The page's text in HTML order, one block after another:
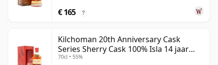
€ 165 ?
Kilchoman 20th Anniversary Cask
Series Sherry Cask 100% Isla 14 jaar
oud
70cl • 55%